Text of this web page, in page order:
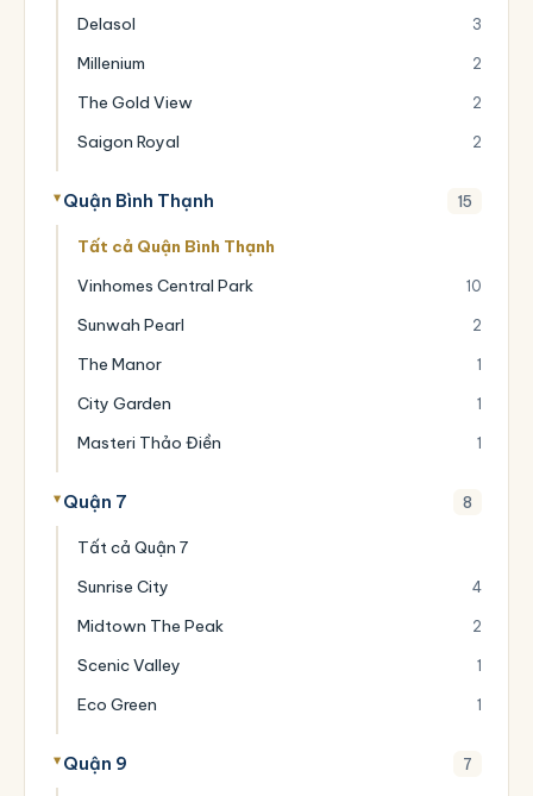
Delasol 3
Millenium 2
The Gold View 2
Saigon Royal 2
Quận Bình Thạnh 15
Tất cả Quận Bình Thạnh
Vinhomes Central Park
10
Sunwah Pearl 2
The Manor 1
City Garden 1
Masteri Thảo Điền 1
Quận 7 8
Tất cả Quận 7
Sunrise City
4
Midtown The Peak 2
Scenic Valley 1
Eco Green 1
Quận 9 7